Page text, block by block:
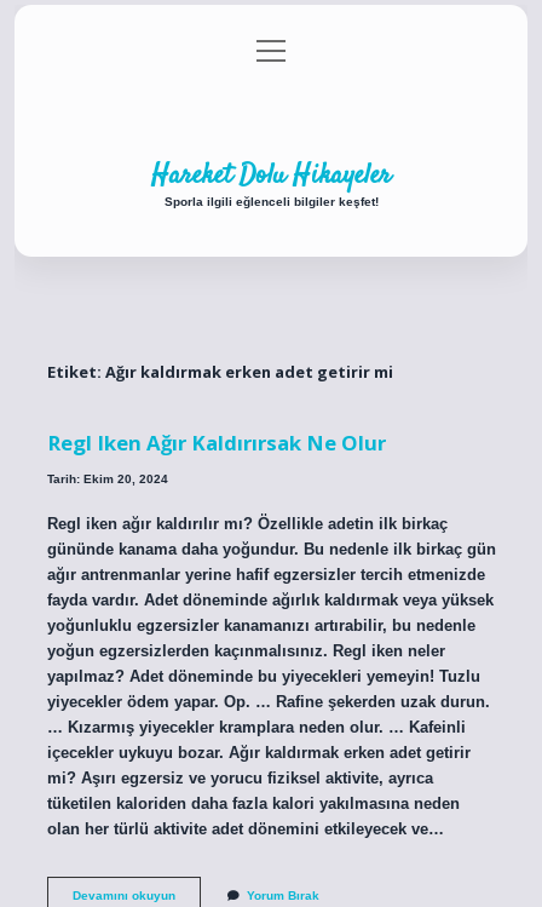
Gizlilik Politikası
menüyü
aç
Hareket Dolu Hikayeler
Sporla ilgili eğlenceli bilgiler keşfet!
Etiket: Ağır kaldırmak erken adet getirir mi
Regl Iken Ağır Kaldırırsak Ne Olur
Tarih: Ekim 20, 2024
Regl iken ağır kaldırılır mı? Özellikle adetin ilk birkaç
gününde kanama daha yoğundur. Bu nedenle ilk birkaç gün
ağır antrenmanlar yerine hafif egzersizler tercih etmenizde
fayda vardır. Adet döneminde ağırlık kaldırmak veya yüksek
yoğunluklu egzersizler kanamanızı artırabilir, bu nedenle
yoğun egzersizlerden kaçınmalısınız. Regl iken neler
yapılmaz? Adet döneminde bu yiyecekleri yemeyin! Tuzlu
yiyecekler ödem yapar. Op. … Rafine şekerden uzak durun.
… Kızarmış yiyecekler kramplara neden olur. … Kafeinli
içecekler uykuyu bozar. Ağır kaldırmak erken adet getirir
mi? Aşırı egzersiz ve yorucu fiziksel aktivite, ayrıca
tüketilen kaloriden daha fazla kalori yakılmasına neden
olan her türlü aktivite adet dönemini etkileyecek ve…
Devamını okuyunRegl
Yorum Bırak